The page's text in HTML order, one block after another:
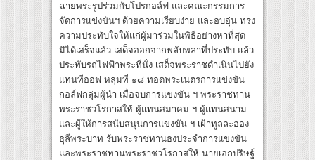
ฉายพระรูปร่วมกับโปรกอล์ฟ และคณะกรรมการ
จัดการแข่งขันฯ ด้วยความเรียบง่าย และอบอุ่น ทรง
ความประทับใจให้แก่ผู้มาร่วมในพิธีอย่างหาที่สุด
มิได้เสร็จแล้ว เสด็จออกจากพลับพลาที่ประทับ แล้ว
ประทับรถไฟฟ้าพระที่นั่ง เสด็จพระราชดำเนินไปยัง
แท่นทีออฟ หลุมที่ ๑๘ ทอดพระเนตรการแข่งขัน
กอล์ฟกลุ่มผู้นำ เมื่อจบการแข่งขัน ฯ พระราชทาน
พระราชวโรกาสให้ ผู้แทนสมาคม ฯ ผู้แทนสนาม
และผู้ให้การสนับสนุนการแข่งขัน ฯ เฝ้าทูลละออง
ธุลีพระบาท รับพระราชทานธงประจำการแข่งขัน
และพระราชทานพระราชวโรกาสให้ นายเอกปริษฐ์